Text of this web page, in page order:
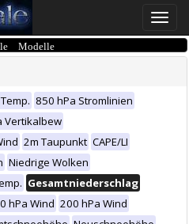
Toggle
Modelle
850 hPa Stromlinien
Vertikalbew
2m Taupunkt CAPE/LI
Niedrige Wolken
Gesamtniederschlag
hPa Wind 200 hPa Wind